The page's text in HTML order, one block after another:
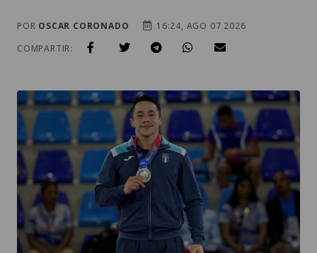
POR OSCAR CORONADO
16:24, AGO 07 2026
COMPARTIR: